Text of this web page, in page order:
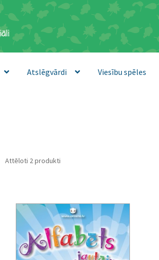
Atslēgvārdi Viesību spēles
Attēloti 2 produkti